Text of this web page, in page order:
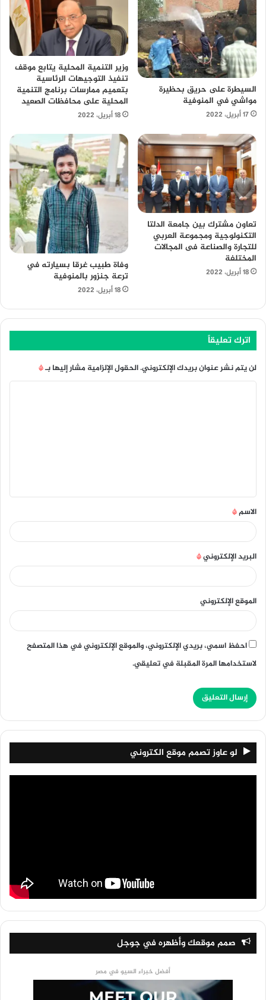
السيطرة على حريق بحظيرة
مواشي في المنوفية
17 أبريل، 2022
وزير التنمية المحلية يتابع موقف
تنفيذ التوجيهات الرئاسية
بتعميم ممارسات برنامج التنمية
المحلية على محافظات الصعيد
18 أبريل، 2022
تعاون مشترك بين جامعة الدلتا
التكنولوجية ومجموعة العربي
للتجارة والصناعة فى المجالات
المختلفة
18 أبريل، 2022
وفاة طبيب غرقا بسيارته في
ترعة جنزور بالمنوفية
18 أبريل، 2022
اترك تعليقاً
لن يتم نشر عنوان بريدك الإلكتروني.الحقول الإلزامية مشار إليها بـ*
ق
*
الاسم*
البريد الإلكتروني*
الموقع الإلكتروني
احفظ اسمي، بريدي الإلكتروني، والموقع الإلكتروني في هذا المتصفح
لاستخدامها المرة المقبلة في تعليقي.
لو عاوز تصمم موقع الكتروني
صمم موقعك وأظهره في جوجل
أفضل خبراء السيو في مصر